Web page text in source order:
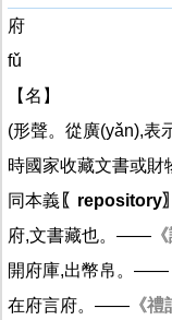
府
fǔ
【名】
(形聲。從廣(yǎn),表
時國家收藏文書或財
同本義 〖repository〗
府,文書藏也。——
開府庫,出幣帛。——
在府言府。—— 《禮